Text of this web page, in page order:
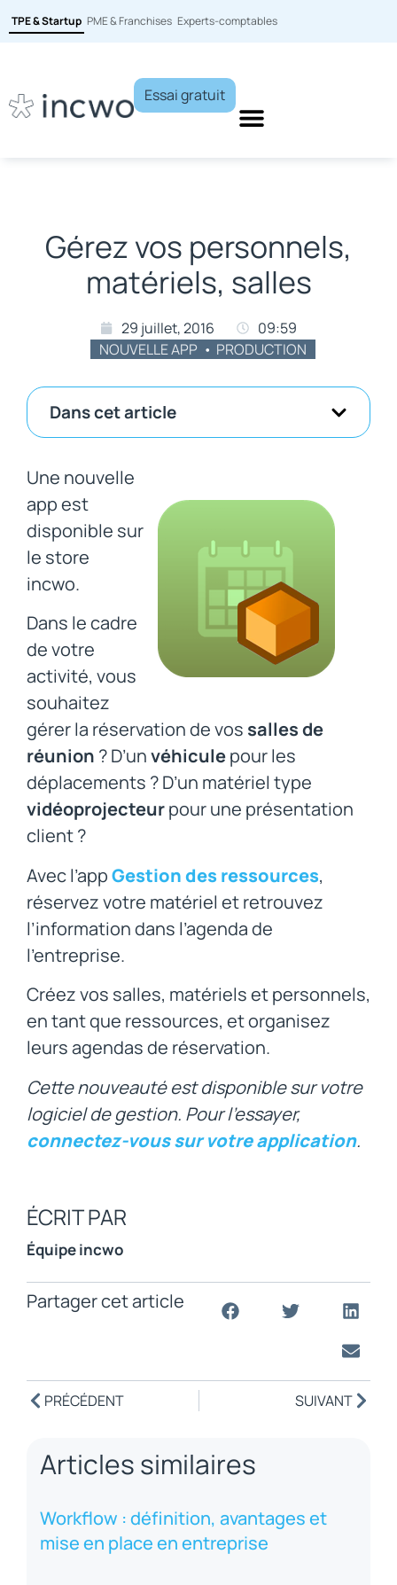
TPE & Startup PME & Franchises Experts-comptables
Essai gratuit
Articles similaires
Workflow : définition, avantages et
mise en place en entreprise
Gérez vos personnels,
matériels, salles
29 juillet, 2016
09:59
NOUVELLE APP
PRODUCTION
Dans cet article
Une nouvelle
app est
disponible sur
le store
incwo.
Dans le cadre
de votre
activité, vous
souhaitez
gérer la réservation de vos salles de
réunion ? D’unvéhiculepour les
déplacements ? D’un matériel type
vidéoprojecteurpour une présentation
client ?
Avec l’appGestion des ressources,
réservez votre matériel et retrouvez
l’information dans l’agenda de
l’entreprise.
Créez vos salles, matériels et personnels,
en tant que ressources, et organisez
leurs agendas de réservation.
Cette nouveauté est disponible sur votre
logiciel de gestion. Pour l’essayer,
connectez-vous sur votre application.
ÉCRIT PAR
Équipe incwo
Partager cet article
PRÉCÉDENT SUIVANT